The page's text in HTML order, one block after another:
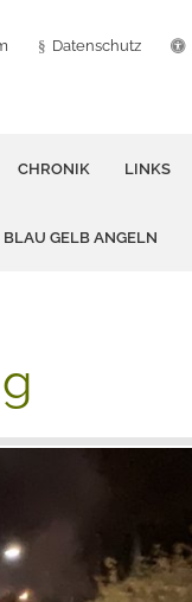
Datenschutz
CHRONIK LINKS
BLAU GELB ANGELN